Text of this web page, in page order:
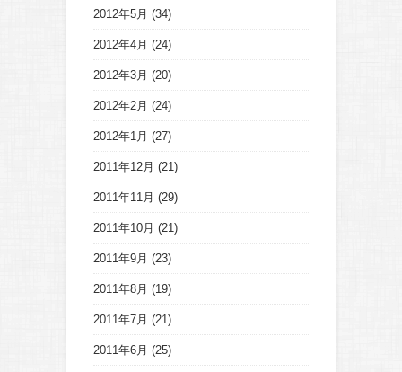
2012年5月 (34)
2012年4月 (24)
2012年3月 (20)
2012年2月 (24)
2012年1月 (27)
2011年12月 (21)
2011年11月 (29)
2011年10月 (21)
2011年9月 (23)
2011年8月 (19)
2011年7月 (21)
2011年6月 (25)